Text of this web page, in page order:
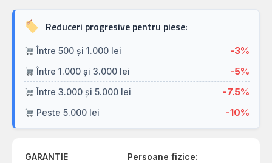
Reduceri progresive pentru piese:
Între 500 și 1.000 lei -3%
Între 1.000 și 3.000 lei -5%
Între 3.000 și 5.000 lei -7.5%
Peste 5.000 lei -10%
GARANTIE
Persoane fizice: